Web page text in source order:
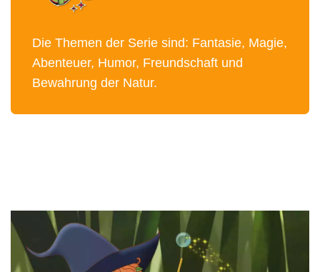
Die Themen der Serie sind: Fantasie, Magie,
Abenteuer, Humor, Freundschaft und
Bewahrung der Natur.